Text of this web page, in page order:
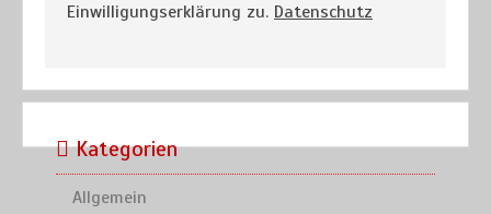
Einwilligungserklärung zu. Datenschutz
Kategorien
Allgemein